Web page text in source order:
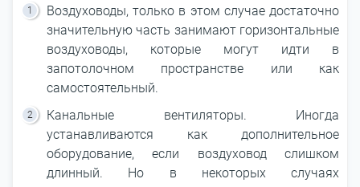
Воздуховоды, только в этом случае достаточно
значительную часть занимают горизонтальные
воздуховоды, которые могут идти в
запотолочном пространстве или как
самостоятельный.
Канальные вентиляторы. Иногда
устанавливаются как дополнительное
оборудование, если воздуховод слишком
длинный. Но в некоторых случаях